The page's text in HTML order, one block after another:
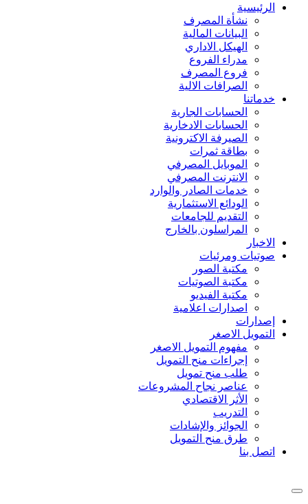
الرئيسية
نشأة المصرف
البيانات المالية
الهيكل الاداري
مدراء الفروع
فروع المصرف
الصرافات الالية
خدماتنا
الحسابات الجارية
الحسابات الادخارية
الصيرفة الاكترونية
بطاقة ثمرات
الموبايل المصرفي
الانترنت المصرفي
خدمات الصادر والوارد
الودائع الاستثمارية
التقديم للجامعات
المراسلون بالخارج
الاخبار
صوتيات ومرئيات
مكتبة الصور
مكتبة الصوتيات
مكتبة الفيديو
اصدارات اعلامية
إصدارات
التمويل الاصغر
مفهوم التمويل الاصغر
إجراءات منح التمويل
طلب منح تمويل
عناصر نجاح المشروعات
الأثر الاقتصادي
التدريب
الجوائز والإشادات
طرق منح التمويل
اتصل بنا